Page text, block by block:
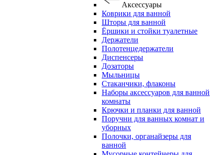
Аксессуары
Коврики для ванной
Шторы для ванной
Ёршики и стойки туалетные
Держатели
Полотенцедержатели
Диспенсеры
Дозаторы
Мыльницы
Стаканчики, флаконы
Наборы аксессуаров для ванной
комнаты
Крючки и планки для ванной
Поручни для ванных комнат и
уборных
Полочки, органайзеры для
ванной